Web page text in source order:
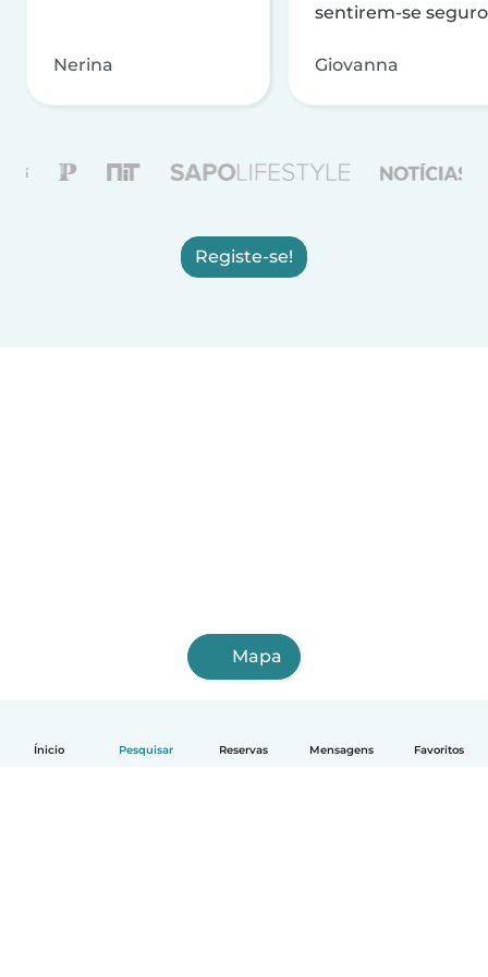
Ínicio Pesquisar Reservas Mensagens Favoritos
Nerina
sentirem-se
Giovanna
Registe-se!
Mapa